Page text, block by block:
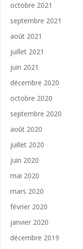
octobre 2021
septembre 2021
août 2021
juillet 2021
juin 2021
décembre 2020
octobre 2020
septembre 2020
août 2020
juillet 2020
juin 2020
mai 2020
mars 2020
février 2020
janvier 2020
décembre 2019